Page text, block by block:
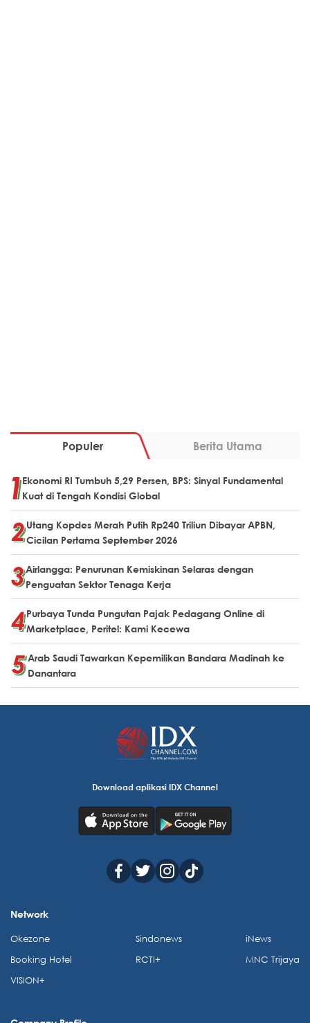
Populer Berita Utama
Ekonomi RI Tumbuh 5,29 Persen, BPS: Sinyal Fundamental
Kuat di Tengah Kondisi Global
Utang Kopdes Merah Putih Rp240 Triliun Dibayar APBN,
Cicilan Pertama September 2026
Airlangga: Penurunan Kemiskinan Selaras dengan
Penguatan Sektor Tenaga Kerja
Purbaya Tunda Pungutan Pajak Pedagang Online di
Marketplace, Peritel: Kami Kecewa
Arab Saudi Tawarkan Kepemilikan Bandara Madinah ke
Danantara
Download aplikasi IDX Channel
Network
Okezone
Booking Hotel
VISION+
Sindonews
RCTI+
iNews
MNC Trijaya